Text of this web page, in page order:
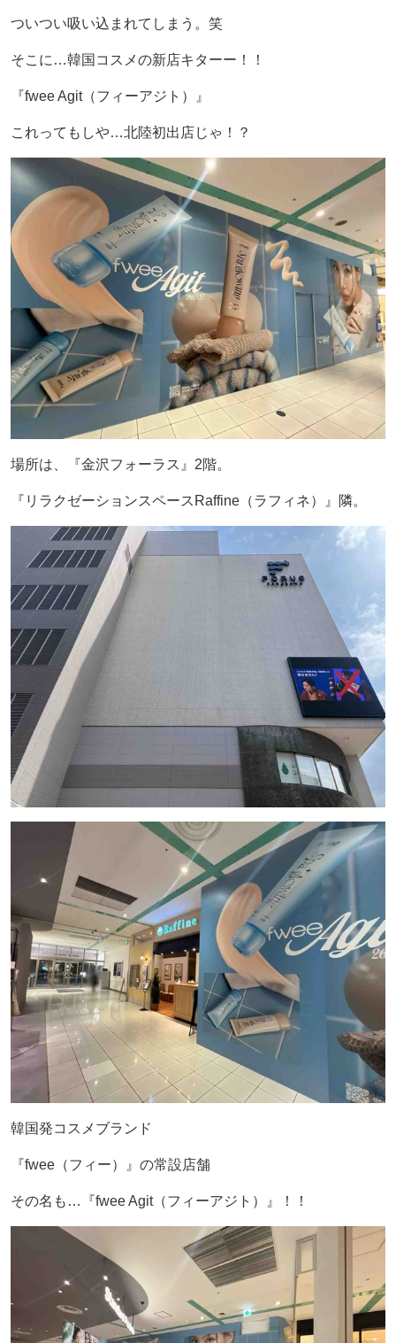
ついつい吸い込まれてしまう。笑
そこに…韓国コスメの新店キターー！！
『fwee Agit（フィーアジト）』
これってもしや…北陸初出店じゃ！？
場所は、『金沢フォーラス』2階。
『リラクゼーションスペースRaffine（ラフィネ）』隣。
韓国発コスメブランド
『fwee（フィー）』の常設店舗
その名も…『fwee Agit（フィーアジト）』！！